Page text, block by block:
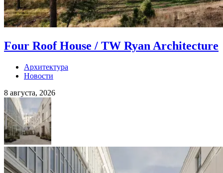
Four Roof House / TW Ryan Architecture
Архитектура
Новости
8 августа, 2026